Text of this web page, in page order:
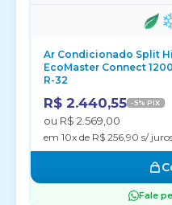
Ar Condicionado Split
EcoMaster Connect
R-32
R$ 2.440,55 -5% PIX
ou R$ 2.569,00
em 10x de R$ 256,90 s/
Fale